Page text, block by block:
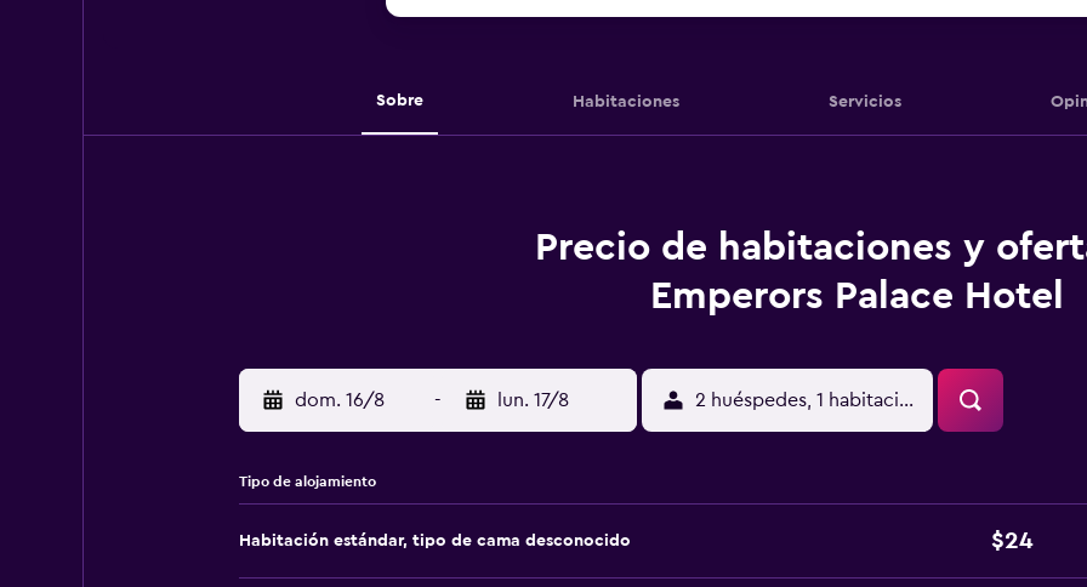
Sobre Habitaciones Servicios
Precio de habitaciones y
Emperors Palace Hotel
dom. 16/8 - lun. 17/8 2 huéspedes, 1 habitación
Tipo de alojamiento
Habitación estándar, tipo de cama desconocido $24